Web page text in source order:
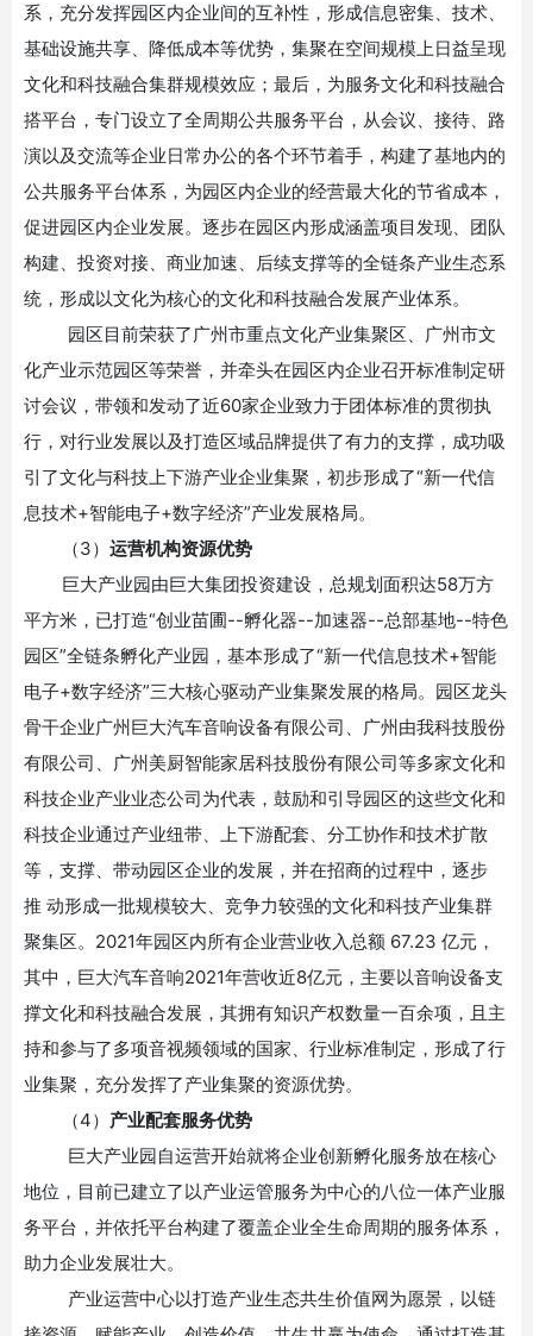
系，充分发挥园区内企业间的互补性，形成信息密集、技术、
基础设施共享、降低成本等优势，集聚在空间规模上日益呈现
文化和科技融合集群规模效应；最后，为服务文化和科技融合
搭平台，专门设立了全周期公共服务平台，从会议、接待、路
演以及交流等企业日常办公的各个环节着手，构建了基地内的
公共服务平台体系，为园区内企业的经营最大化的节省成本，
促进园区内企业发展。逐步在园区内形成涵盖项目发现、团队
构建、投资对接、商业加速、后续支撑等的全链条产业生态系
统，形成以文化为核心的文化和科技融合发展产业体系。
园区目前荣获了广州市重点文化产业集聚区、广州市文
化产业示范园区等荣誉，并牵头在园区内企业召开标准制定研
讨会议，带领和发动了近60家企业致力于团体标准的贯彻执
行，对行业发展以及打造区域品牌提供了有力的支撑，成功吸
引了文化与科技上下游产业企业集聚，初步形成了“新一代信
息技术+智能电子+数字经济”产业发展格局。
（3） 运营机构资源优势
巨大产业园由巨大集团投资建设，总规划面积达58万方
平方米，已打造“创业苗圃--孵化器--加速器--总部基地--特色
园区”全链条孵化产业园，基本形成了“新一代信息技术+智能
电子+数字经济”三大核心驱动产业集聚发展的格局。园区龙头
骨干企业广州巨大汽车音响设备有限公司、广州由我科技股份
有限公司、广州美厨智能家居科技股份有限公司等多家文化和
科技企业产业业态公司为代表，鼓励和引导园区的这些文化和
科技企业通过产业纽带、上下游配套、分工协作和技术扩散
等，支撑、带动园区企业的发展，并在招商的过程中，逐步
推 动形成一批规模较大、竞争力较强的文化和科技产业集群
聚集区。2021年园区内所有企业营业收入总额 67.23 亿元，
其中，巨大汽车音响2021年营收近8亿元，主要以音响设备支
撑文化和科技融合发展，其拥有知识产权数量一百余项，且主
持和参与了多项音视频领域的国家、行业标准制定，形成了行
业集聚，充分发挥了产业集聚的资源优势。
（4） 产业配套服务优势
巨大产业园自运营开始就将企业创新孵化服务放在核心
地位，目前已建立了以产业运管服务为中心的八位一体产业服
务平台，并依托平台构建了覆盖企业全生命周期的服务体系，
助力企业发展壮大。
产业运营中心以打造产业生态共生价值网为愿景，以链